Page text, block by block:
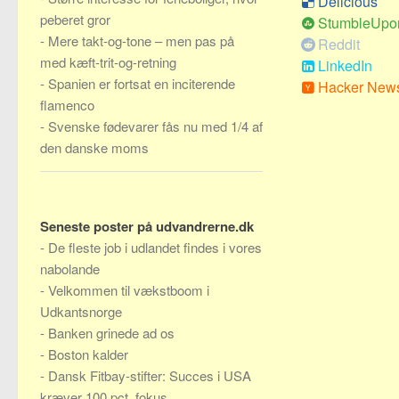
Reddit
LinkedIn
Hacker
peberet gror
- Mere takt-og-tone – men pas på
med kæft-trit-og-retning
- Spanien er fortsat en inciterende
flamenco
- Svenske fødevarer fås nu med 1/4 af
den danske moms
Seneste poster på udvandrerne.dk
- De fleste job i udlandet findes i vores
nabolande
-Velkommen til vækstboom i
Udkantsnorge
- Banken grinede ad os
- Boston kalder
- Dansk Fitbay-stifter: Succes i USA